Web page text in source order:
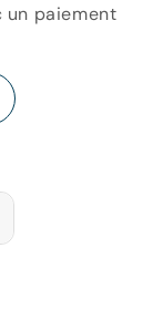
un paiement